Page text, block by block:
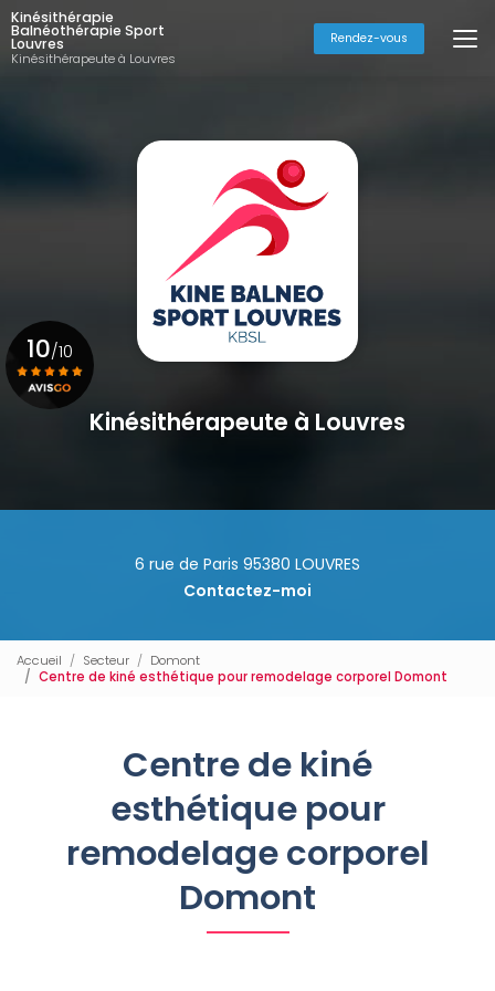
Aller
au
contenu
Kinésithérapie
Balnéothérapie Sport
Louvres
Kinésithérapeute à Louvres
Rendez-vous
Kinésithérapeute à Louvres
6 rue de Paris 95380 LOUVRES
Contactez-moi
10/10
Voir le certificat
Accueil Secteur
Domont
Centre de kiné esthétique pour remodelage corporel Domont
Centre de kiné
esthétique pour
remodelage corporel
Domont